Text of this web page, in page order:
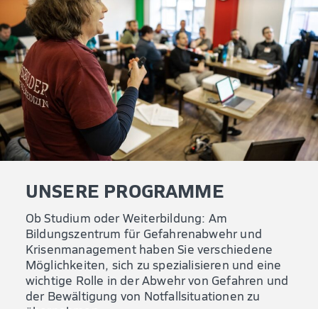
UNSERE PROGRAMME
Ob Studium oder Weiterbildung: Am
Bildungszentrum für Gefahrenabwehr und
Krisenmanagement haben Sie verschiedene
Möglichkeiten, sich zu spezialisieren und eine
wichtige Rolle in der Abwehr von Gefahren und
der Bewältigung von Notfallsituationen zu